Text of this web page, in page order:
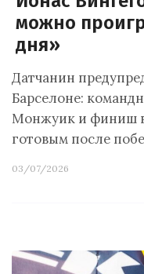
можно
дня»
Датчанин
Барселоне:
Монжуик и финиш в
готовым после
03/07/2026